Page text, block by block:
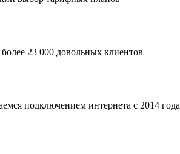
23 000 довольных клиентов
подключением интернета с 2014 года